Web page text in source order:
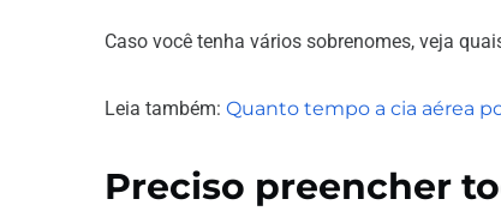
Caso você tenha vários sobrenomes, veja
Leia também: Quanto tempo a cia aérea
Preciso preencher